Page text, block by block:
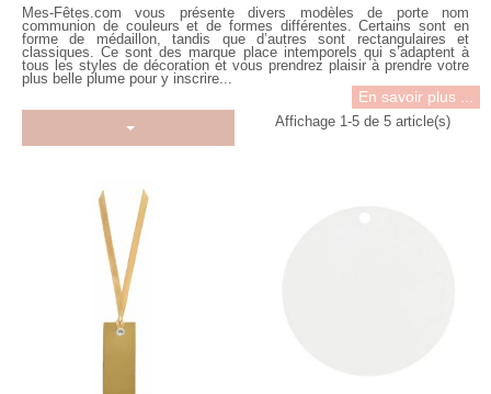
Mes-Fêtes.com vous présente divers modèles de porte nom
communion de couleurs et de formes différentes. Certains sont en
forme de médaillon, tandis que d’autres sont rectangulaires et
classiques. Ce sont des marque place intemporels qui s’adaptent à
tous les styles de décoration et vous prendrez plaisir à prendre votre
plus belle plume pour y inscrire...
En savoir plus ...
Affichage 1-5 de 5 article(s)